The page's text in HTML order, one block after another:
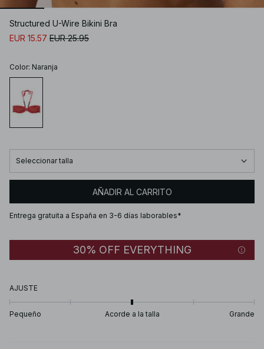
Structured U-Wire Bikini Bra
EUR 15.57 EUR 25.95
Color: Naranja
Seleccionar talla
AÑADIR AL CARRITO
Entrega gratuita a España en 3-6 días laborables*
30% OFF EVERYTHING
AJUSTE
Pequeño Acorde a la talla Grande